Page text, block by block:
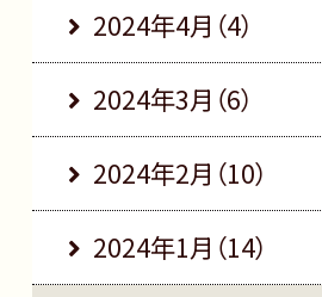
2024年4月（4）
2024年3月（6）
2024年2月（10）
2024年1月（14）